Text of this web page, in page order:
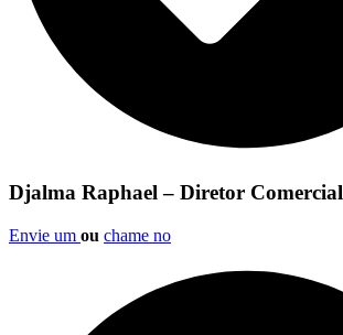
Djalma Raphael – Diretor Comercial
Envie um ou chame no